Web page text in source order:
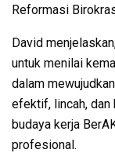
Reformasi
David
untuk menilai
dalam
efektif, lincah,
budaya kerja
profesional.